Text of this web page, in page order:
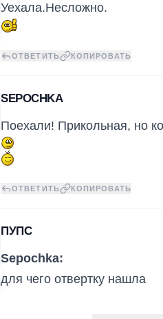
Уехала.Несложно.
ОТВЕТИТЬ КОПИРОВАТЬ
SEPOCHKA
Поехали! Прикольная, но
ОТВЕТИТЬ КОПИРОВАТЬ
ПУПС
Sepochka:
для чего отвертку нашла